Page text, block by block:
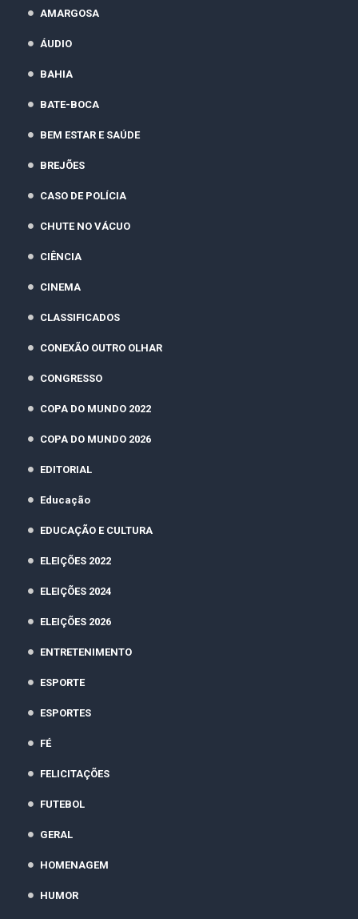
AMARGOSA
ÁUDIO
BAHIA
BATE-BOCA
BEM ESTAR E SAÚDE
BREJÕES
CASO DE POLÍCIA
CHUTE NO VÁCUO
CIÊNCIA
CINEMA
CLASSIFICADOS
CONEXÃO OUTRO OLHAR
CONGRESSO
COPA DO MUNDO 2022
COPA DO MUNDO 2026
EDITORIAL
Educação
EDUCAÇÃO E CULTURA
ELEIÇÕES 2022
ELEIÇÕES 2024
ELEIÇÕES 2026
ENTRETENIMENTO
ESPORTE
ESPORTES
FÉ
FELICITAÇÕES
FUTEBOL
GERAL
HOMENAGEM
HUMOR